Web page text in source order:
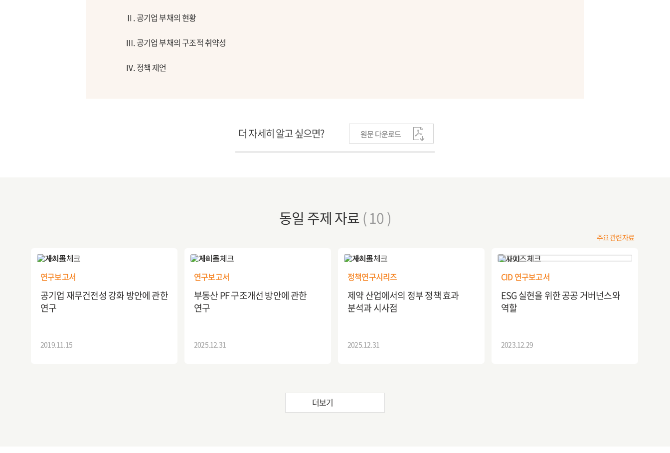
Ⅱ. 공기업 부채의 현황
Ⅲ. 공기업 부채의 구조적 취약성
Ⅳ. 정책 제언
더 자세히 알고 싶으면? 원문 다운로드
동일 주제 자료( 10 )
주요 관련자료
연구보고서
공기업 재무건전성 강화 방안에 관한
연구
2019.11.15
연구보고서
부동산 PF 구조개선 방안에 관한
연구
2025.12.31
정책연구시리즈
제약 산업에서의 정부 정책 효과
분석과 시사점
2025.12.31
CID 연구보고서
ESG 실현을 위한 공공 거버넌스와
역할
2023.12.29
더보기